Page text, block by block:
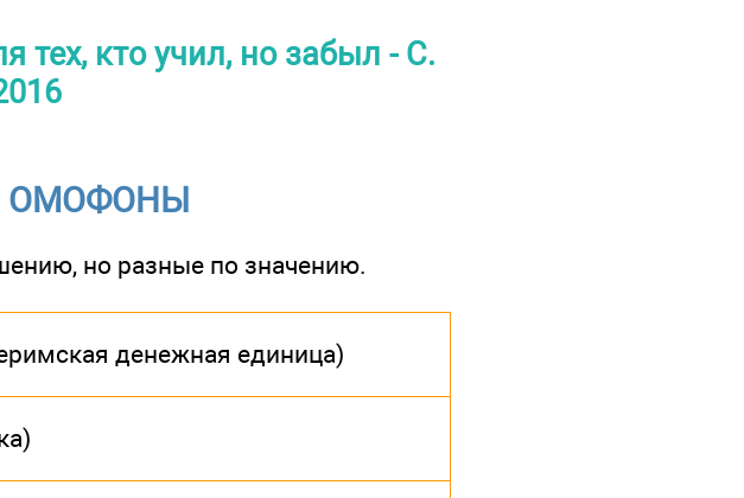
тех, кто учил, но забыл - С.
ОМОФОНЫ
но разные по значению.
денежная единица)